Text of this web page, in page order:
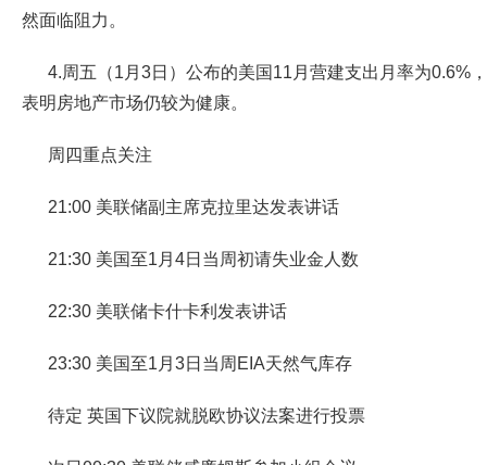
然面临阻力。
4.周五（1月3日）公布的美国11月营建支出月率为0.6%
表明房地产市场仍较为健康。
周四重点关注
21:00 美联储副主席克拉里达发表讲话
21:30 美国至1月4日当周初请失业金人数
22:30 美联储卡什卡利发表讲话
23:30 美国至1月3日当周EIA天然气库存
待定 英国下议院就脱欧协议法案进行投票